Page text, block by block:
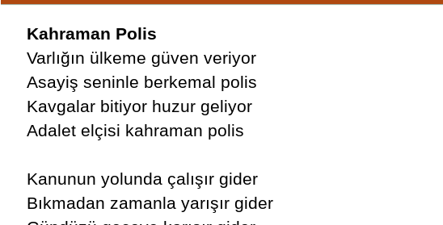
Kahraman Polis
Varlığın ülkeme güven veriyor
Asayiş seninle berkemal polis
Kavgalar bitiyor huzur geliyor
Adalet elçisi kahraman polis
Kanunun yolunda çalışır gider
Bıkmadan zamanla yarışır gider